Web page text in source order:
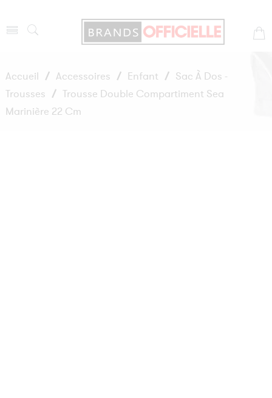
Accueil / Accessoires / Enfant / Sac À Dos -
Trousses / Trousse Double Compartiment Sea
Marinière 22 Cm